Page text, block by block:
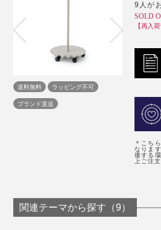
送料無料
ラッピング不可
ブランド直送
9人が
SOLD
【再入
＊こち
なりま
後する
上ご注文
関連テーマから探す（9）